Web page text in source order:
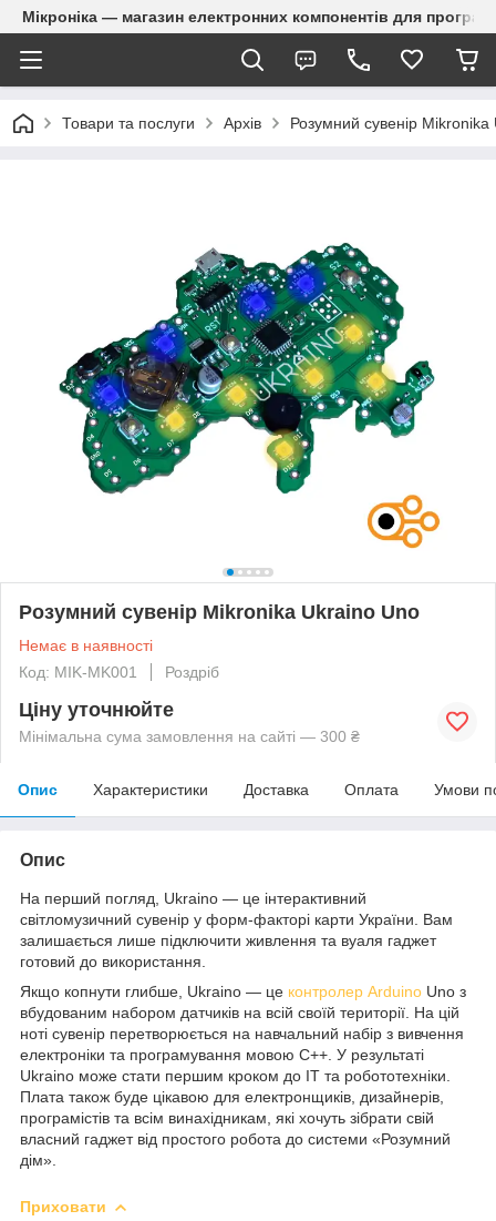
Мікроніка — магазин електронних компонентів для
Товари та послуги Архів Розумний сувенір
Розумний сувенір Mikronika Ukraino Uno
Немає в наявності
Код: MIK-MK001
Роздріб
Ціну уточнюйте
Мінімальна сума замовлення на сайті — 300 ₴
Опис Характеристики Доставка Оплата Умови
Опис
На перший погляд, Ukraino — це інтерактивний
світломузичний сувенір у форм-факторі карти України. Вам
залишається лише підключити живлення та вуаля гаджет
готовий до використання.
Якщо копнути глибше, Ukraino — це контролер Arduino Uno з
вбудованим набором датчиків на всій своїй території. На цій
ноті сувенір перетворюється на навчальний набір з вивчення
електроніки та програмування мовою C++. У результаті
Ukraino може стати першим кроком до IT та робототехніки.
Плата також буде цікавою для електронщиків, дизайнерів,
програмістів та всім винахідникам, які хочуть зібрати свій
власний гаджет від простого робота до системи «Розумний
дім».
Приховати